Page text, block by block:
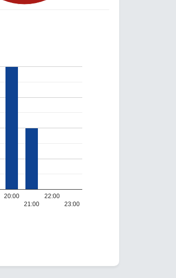
20:00
21:00
22:00
23:00